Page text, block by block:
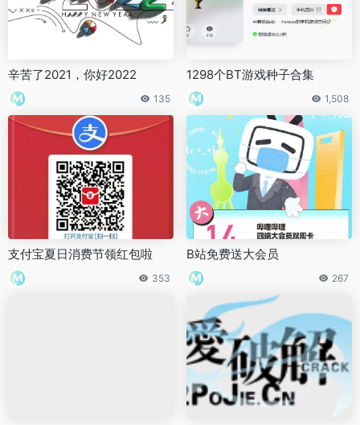
辛苦了2021，你好2022
135
1298个BT游戏种子合集
1,508
支付宝夏日消费节领红包啦
353
B站免费送大会员
267